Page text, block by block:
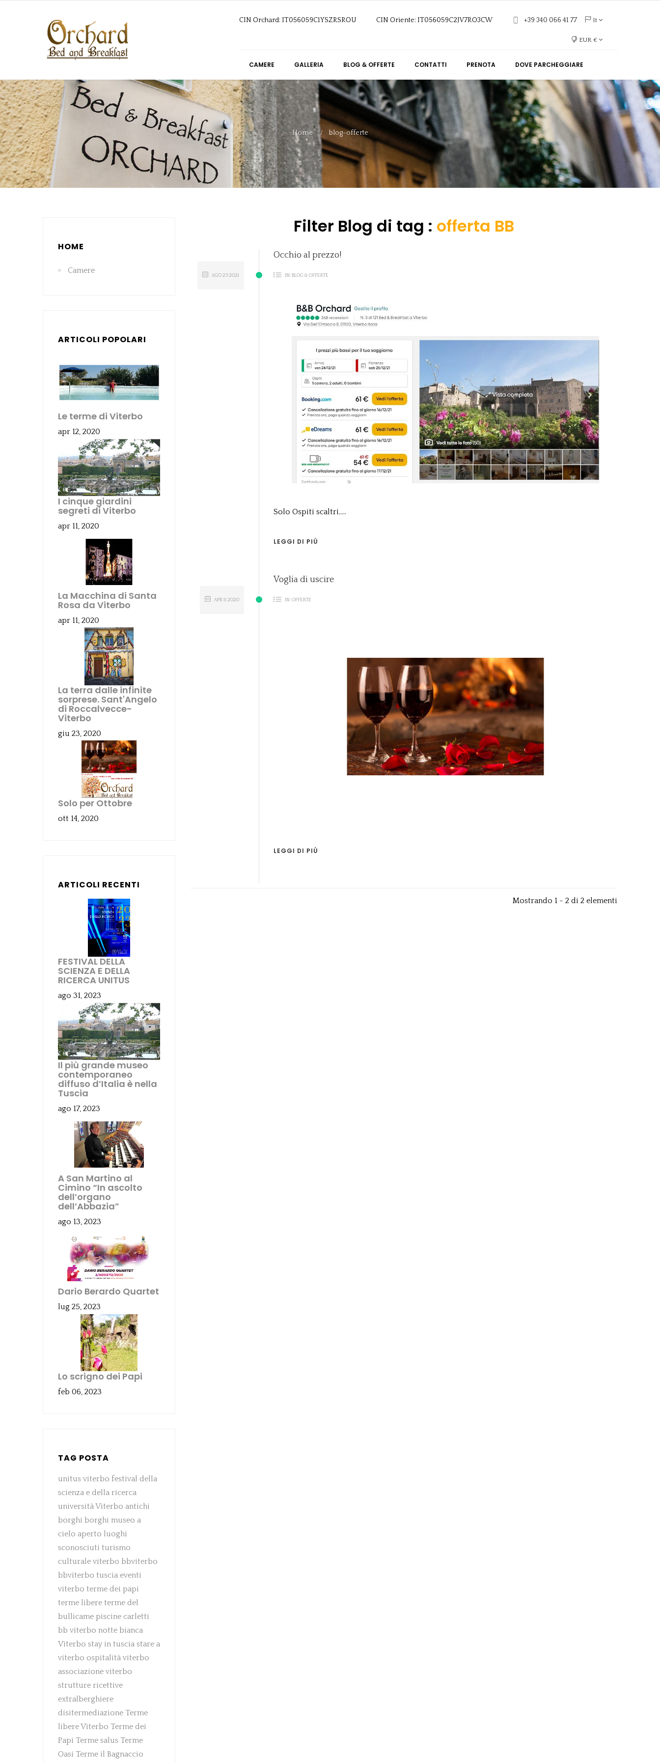
CIN Orchard: IT056059C1YSZRSROU CIN Oriente: IT056059C2JV7RO3CW +39 340 066 41 77 It
EUR €
CAMERE GALLERIA BLOG & OFFERTE CONTATTI PRENOTA DOVE PARCHEGGIARE
Home blog-offerte
HOME
Camere
ARTICOLI POPOLARI
Le terme di Viterbo
apr 12, 2020
I cinque giardini
segreti di Viterbo
apr 11, 2020
La Macchina di Santa
Rosa da Viterbo
apr 11, 2020
La terra dalle infinite
sorprese. Sant'Angelo
di Roccalvecce-
Viterbo
giu 23, 2020
Solo per Ottobre
ott 14, 2020
ARTICOLI RECENTI
FESTIVAL DELLA
SCIENZA E DELLA
RICERCA UNITUS
ago 31, 2023
Il più grande museo
contemporaneo
diffuso d’Italia è nella
Tuscia
ago 17, 2023
A San Martino al
Cimino “In ascolto
dell’organo
dell’Abbazia”
ago 13, 2023
Dario Berardo Quartet
lug 25, 2023
Lo scrigno dei Papi
feb 06, 2023
TAG POSTA
unitus viterbo festival della
scienza e della ricerca
università Viterbo antichi
borghi borghi museo a
cielo aperto luoghi
sconosciuti turismo
culturale viterbo bbviterbo
bbviterbo tuscia eventi
viterbo terme dei papi
terme libere terme del
bullicame piscine carletti
bb viterbo notte bianca
Viterbo stay in tuscia stare a
viterbo ospitalità viterbo
associazione viterbo
strutture ricettive
extralberghiere
disitermediazione Terme
libere Viterbo Terme dei
Papi Terme salus Terme
Oasi Terme il Bagnaccio
Filter Blog di tag : offerta BB
Occhio al prezzo!
IN: BLOG & OFFERTE
AGO232021
Solo Ospiti scaltri.....
LEGGI DI PIÙ
Voglia di uscire
IN:OFFERTE
APR11 2020
LEGGI DI PIÙ
Mostrando 1 - 2 di 2 elementi